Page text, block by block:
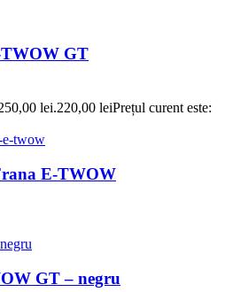
TWOW GT
lei.220,00 leiPrețul curent este:
E-TWOW
GT – negru